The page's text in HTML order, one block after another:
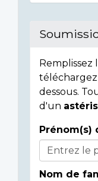
téléchargez
dessous.
d'un
Donor
Details
Prénom(s)
Nom de